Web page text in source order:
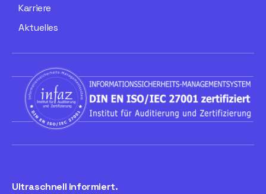
Karriere
Aktuelles
Ultraschnell informiert.